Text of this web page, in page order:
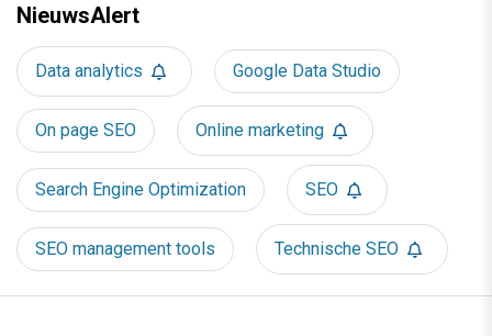
NieuwsAlert
Data analytics Google Data Studio
On page SEO Online marketing
Search Engine Optimization SEO
SEO management tools Technische SEO